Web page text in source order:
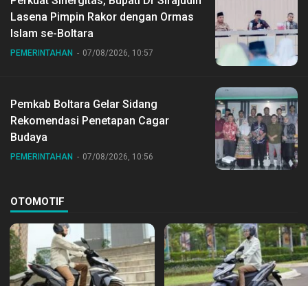
Lasena Pimpin Rakor dengan Ormas
Islam se-Boltara
PEMERINTAHAN 07/08/2026, 10:57
Pemkab Boltara Gelar Sidang
Rekomendasi Penetapan Cagar
Budaya
PEMERINTAHAN 07/08/2026, 10:56
OTOMOTIF